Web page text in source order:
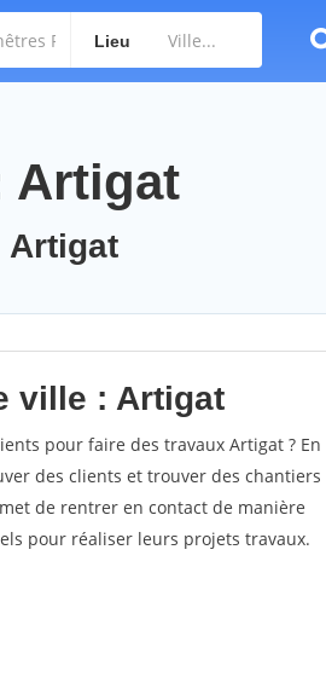
Lieu
Artigat
Artigat
ville : Artigat
pour faire des travaux Artigat ? En
des clients et trouver des chantiers
de rentrer en contact de manière
pour réaliser leurs projets travaux.